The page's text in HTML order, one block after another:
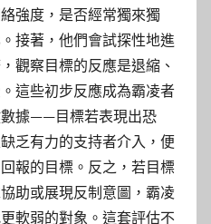
強度，是否經常獨來獨
接著，他們會試探性地進
觀察目標的反應是退縮、
這些初步反應成為霸凌者
據——目標若表現出恐
乏有力的支持者介入，便
報的目標。反之，若目標
助或展現反制意圖，霸凌
軟弱的對象。這套評估不